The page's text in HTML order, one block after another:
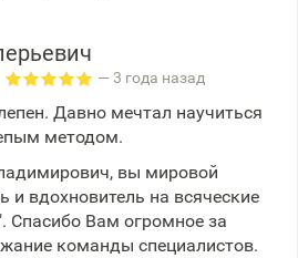
— 3 года назад
Давно мечтал научиться
методом.
вы мировой
и вдохновитель на всяческие
Спасибо Вам огромное за
команды специалистов.